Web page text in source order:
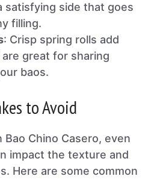
satisfying side that goes
filling.
: Crisp spring rolls add
great for sharing
baos.
to Avoid
Bao Chino Casero, even
impact the texture and
Here are some common